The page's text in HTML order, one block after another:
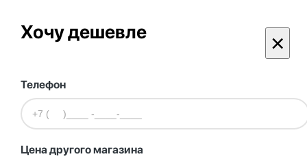
Хочу дешевле ×
Телефон
Цена другого магазина